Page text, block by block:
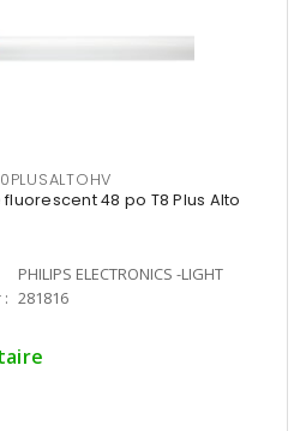
48 po T8 Plus Alto
PHILIPS ELECTRONICS -LIGHT
281816